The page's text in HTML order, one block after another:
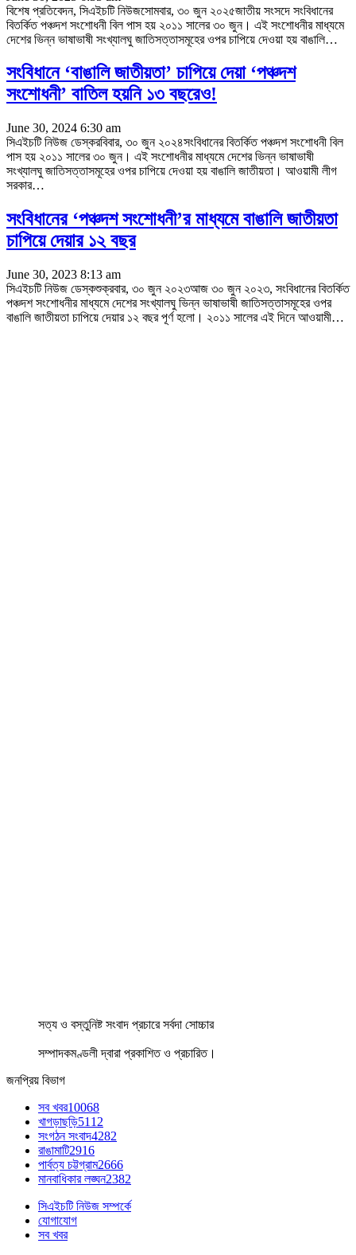
বিশেষ প্রতিবেদন, সিএইচটি নিউজসোমবার, ৩০ জুন ২০২৫জাতীয় সংসদে সংবিধানের
বিতর্কিত পঞ্চদশ সংশোধনী বিল পাস হয় ২০১১ সালের ৩০ জুন। এই সংশোধনীর মাধ্যমে
দেশের ভিন্ন ভাষাভাষী সংখ্যালঘু জাতিসত্তাসমূহের ওপর চাপিয়ে দেওয়া হয় বাঙালি…
সংবিধানে ‘বাঙালি জাতীয়তা’ চাপিয়ে দেয়া ‘পঞ্চদশ
সংশোধনী’ বাতিল হয়নি ১৩ বছরেও!
June 30, 2024 6:30 am
সিএইচটি নিউজ ডেস্করবিবার, ৩০ জুন ২০২৪সংবিধানের বিতর্কিত পঞ্চদশ সংশোধনী বিল
পাস হয় ২০১১ সালের ৩০ জুন। এই সংশোধনীর মাধ্যমে দেশের ভিন্ন ভাষাভাষী
সংখ্যালঘু জাতিসত্তাসমূহের ওপর চাপিয়ে দেওয়া হয় বাঙালি জাতীয়তা। আওয়ামী লীগ
সরকার…
সংবিধানের ‘পঞ্চদশ সংশোধনী’র মাধ্যমে বাঙালি জাতীয়তা
চাপিয়ে দেয়ার ১২ বছর
June 30, 2023 8:13 am
সিএইচটি নিউজ ডেস্কশুক্রবার, ৩০ জুন ২০২৩আজ ৩০ জুন ২০২৩, সংবিধানের বিতর্কিত
পঞ্চদশ সংশোধনীর মাধ্যমে দেশের সংখ্যালঘু ভিন্ন ভাষাভাষী জাতিসত্তাসমূহের ওপর
বাঙালি জাতীয়তা চাপিয়ে দেয়ার ১২ বছর পূর্ণ হলো। ২০১১ সালের এই দিনে আওয়ামী…
সত্য ও বস্তুনিষ্ট সংবাদ প্রচারে সর্বদা সোচ্চার
সম্পাদকমণ্ডলী দ্বারা প্রকাশিত ও প্রচারিত।
জনপ্রিয় বিভাগ
সব খবর10068
খাগড়াছড়ি5112
সংগঠন সংবাদ4282
রাঙামাটি2916
পার্বত্য চট্টগ্রাম2666
মানবাধিকার লঙ্ঘন2382
সিএইচটি নিউজ সম্পর্কে
যোগাযোগ
সব খবর